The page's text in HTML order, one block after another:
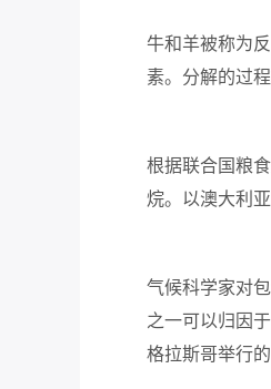
牛和羊被称为
素。分解的过
根据联合国粮
烷。 以澳大利
气候科学家对
之一可以归因
格拉斯哥举行的